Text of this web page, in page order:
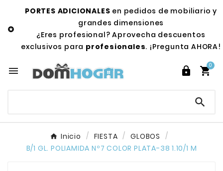

PORTES ADICIONALES en pedidos de mobiliario y
grandes dimensiones
¿Eres profesional? Aprovecha descuentos
exclusivos para profesionales. ¡Pregunta AHORA!
  
0

Inicio FIESTA
GLOBOS
B/1 GL. POLIAMIDA Nº7 COLOR PLATA-38 1.10/1 M